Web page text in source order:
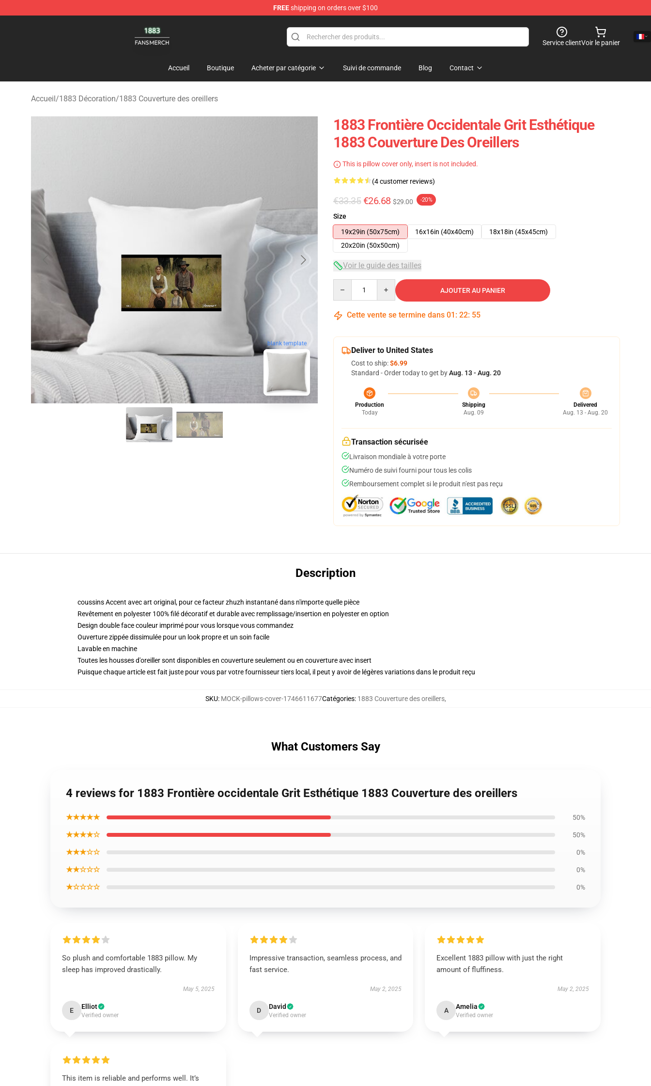
FREEshipping on orders over $100
Service clientVoir le panier
Accueil Boutique Acheter par catégorie Suivi de commande Blog Contact
Accueil/1883 Décoration/1883 Couverture des oreillers
blank template
1883 Frontière Occidentale Grit Esthétique
1883 Couverture Des Oreillers
This is pillow cover only, insert is not included.
(4 customer reviews)
€33.35 €26.68 $29.00 -20%
Size
19x29in (50x75cm)
16x16in (40x40cm)
18x18in (45x45cm)
20x20in (50x50cm)
Voir le guide des tailles
AJOUTER AU PANIER
Cette vente se termine dans 01 : 22: 54
Deliver to United States
Cost to ship:$6.99
Standard - Order today to get byAug. 13 - Aug. 20
Production
Today
Shipping
Aug. 09
Delivered
Aug. 13 - Aug. 20
Transaction sécurisée
Livraison mondiale à votre porte
Numéro de suivi fourni pour tous les colis
Remboursement complet si le produit n'est pas reçu
Description
coussins Accent avec art original, pour ce facteur zhuzh instantané dans n'importe quelle pièce
Revêtement en polyester 100% filé décoratif et durable avec remplissage/insertion en polyester en option
Design double face couleur imprimé pour vous lorsque vous commandez
Ouverture zippée dissimulée pour un look propre et un soin facile
Lavable en machine
Toutes les housses d'oreiller sont disponibles en couverture seulement ou en couverture avec insert
Puisque chaque article est fait juste pour vous par votre fournisseur tiers local, il peut y avoir de légères variations dans le produit reçu
SKU: MOCK-pillows-cover-1746611677Catégories: 1883 Couverture des oreillers,
What Customers Say
4 reviews for 1883 Frontière occidentale Grit Esthétique 1883 Couverture des oreillers
★★★★★ 50%
★★★★☆ 50%
★★★☆☆ 0%
★★☆☆☆ 0%
★☆☆☆☆ 0%
So plush and comfortable 1883 pillow. My
sleep has improved drastically.
May 5, 2025
E Elliot
Verified owner
Impressive transaction, seamless process, and
fast service.
May 2, 2025
D David
Verified owner
Excellent 1883 pillow with just the right
amount of fluffiness.
May 2, 2025
A Amelia
Verified owner
This item is reliable and performs well. It’s